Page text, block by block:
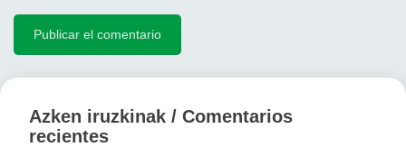
Azken iruzkinak / Comentarios
recientes